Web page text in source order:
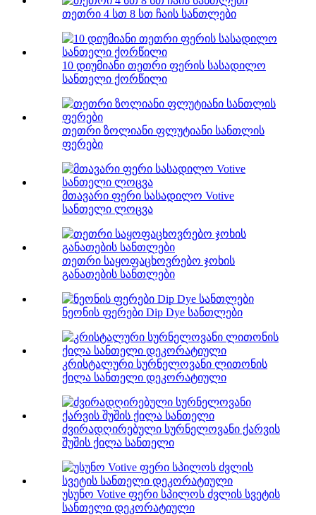
თეთრი 4 სთ 8 სთ ჩაის სანთლები
10 დიუმიანი თეთრი ფერის სასადილო
სანთელი ქორწილი
თეთრი ზოლიანი ფლუტიანი სანთლის
ფერები
მთავარი ფერი სასადილო Votive
სანთელი ლოცვა
თეთრი საყოფაცხოვრებო ჯოხის
განათების სანთლები
ნეონის ფერები Dip Dye სანთლები
კრისტალური სურნელოვანი ლითონის
ქილა სანთელი დეკორატიული
ძვირადღირებული სურნელოვანი ქარვის
შუშის ქილა სანთელი
უსუნო Votive ფერი სპილოს ძვლის სვეტის
სანთელი დეკორატიული